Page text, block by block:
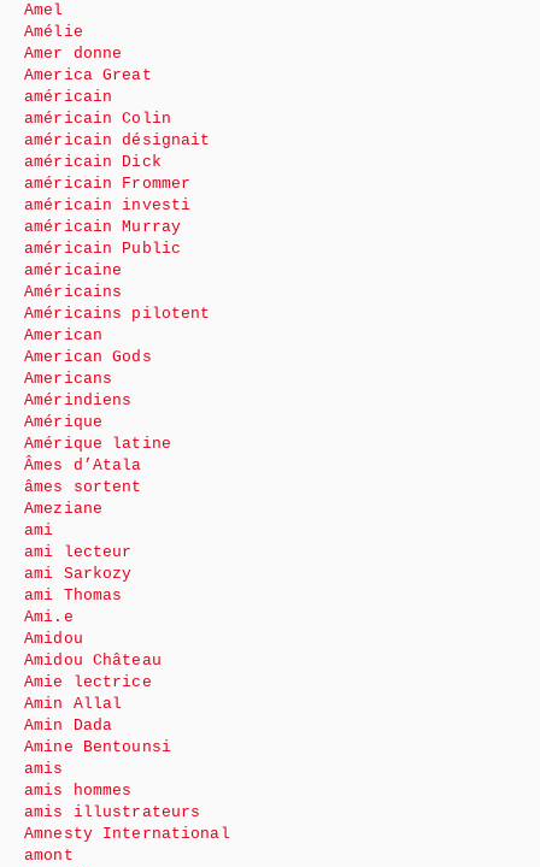
Amel
Amélie
Amer donne
America Great
américain
américain Colin
américain désignait
américain Dick
américain Frommer
américain investi
américain Murray
américain Public
américaine
Américains
Américains pilotent
American
American Gods
Americans
Amérindiens
Amérique
Amérique latine
Âmes d’Atala
âmes sortent
Ameziane
ami
ami lecteur
ami Sarkozy
ami Thomas
Ami.e
Amidou
Amidou Château
Amie lectrice
Amin Allal
Amin Dada
Amine Bentounsi
amis
amis hommes
amis illustrateurs
Amnesty International
amont